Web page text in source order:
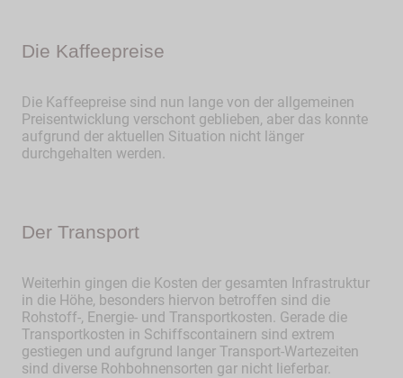
Die Kaffeepreise
Die Kaffeepreise sind nun lange von der allgemeinen
Preisentwicklung verschont geblieben, aber das konnte
aufgrund der aktuellen Situation nicht länger
durchgehalten werden.
Der Transport
Weiterhin gingen die Kosten der gesamten Infrastruktur
in die Höhe, besonders hiervon betroffen sind die
Rohstoff-, Energie- und Transportkosten. Gerade die
Transportkosten in Schiffscontainern sind extrem
gestiegen und aufgrund langer Transport-Wartezeiten
sind diverse Rohbohnensorten gar nicht lieferbar.